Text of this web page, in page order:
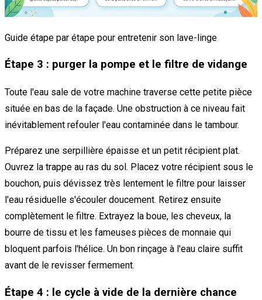
Guide étape par étape pour entretenir son lave-linge
Étape 3 : purger la pompe et le filtre de vidange
Toute l'eau sale de votre machine traverse cette petite pièce
située en bas de la façade. Une obstruction à ce niveau fait
inévitablement refouler l'eau contaminée dans le tambour.
Préparez une serpillière épaisse et un petit récipient plat.
Ouvrez la trappe au ras du sol. Placez votre récipient sous le
bouchon, puis dévissez très lentement le filtre pour laisser
l'eau résiduelle s'écouler doucement. Retirez ensuite
complètement le filtre. Extrayez la boue, les cheveux, la
bourre de tissu et les fameuses pièces de monnaie qui
bloquent parfois l'hélice. Un bon rinçage à l'eau claire suffit
avant de le revisser fermement.
Étape 4 : le cycle à vide de la dernière chance